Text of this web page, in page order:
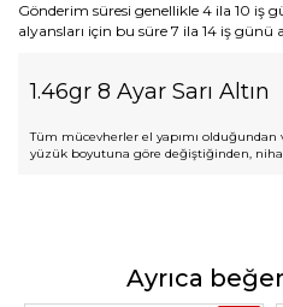
Gönderim süresi genellikle 4 ila 10 iş
alyansları için bu süre 7 ila 14 iş günü
1.46gr 8 Ayar Sarı Altın
Tüm mücevherler el yapımı olduğundan
yüzük boyutuna göre değiştiğinden,
Ayrıca